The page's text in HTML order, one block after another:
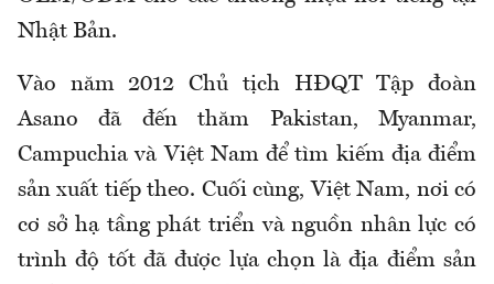
Nhật Bản.
Vào năm 2012 Chủ tịch HĐQT Tập đoàn
Asano đã đến thăm Pakistan, Myanmar,
Campuchia và Việt Nam để tìm kiếm địa điểm
sản xuất tiếp theo. Cuối cùng, Việt Nam, nơi có
cơ sở hạ tầng phát triển và nguồn nhân lực có
trình độ tốt đã được lựa chọn là địa điểm sản